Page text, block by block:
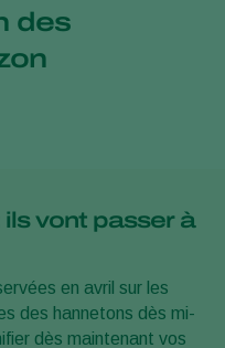
des
vont passer à
en avril sur les
des hannetons dès mi-
dès maintenant vos